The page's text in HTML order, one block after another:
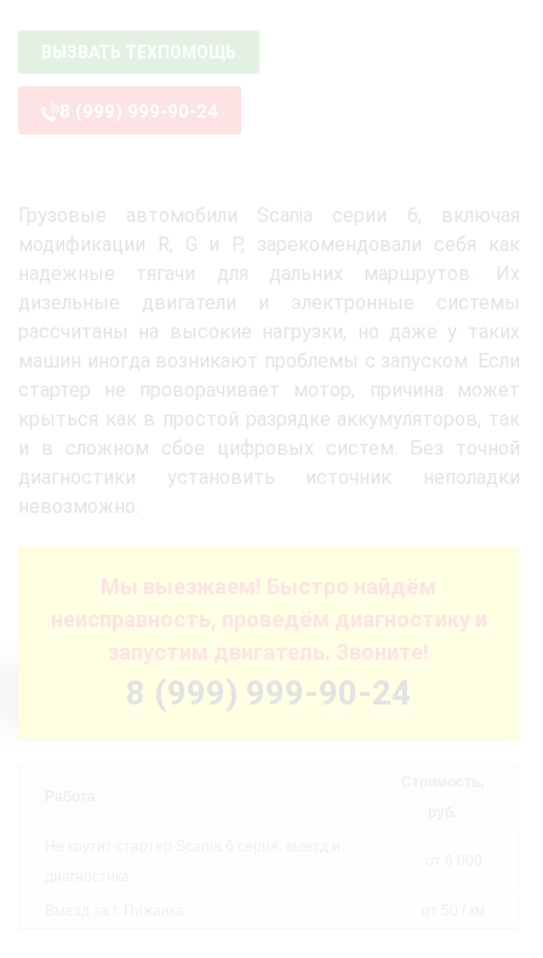
ВЫЗВАТЬ ТЕХПОМОЩЬ
8 (999) 999-90-24
Грузовые автомобили Scania серии 6, включая
модификации R, G и P, зарекомендовали себя как
надёжные тягачи для дальних маршрутов. Их
дизельные двигатели и электронные системы
рассчитаны на высокие нагрузки, но даже у таких
машин иногда возникают проблемы с запуском. Если
стартер не проворачивает мотор, причина может
крыться как в простой разрядке аккумуляторов, так
и в сложном сбое цифровых систем. Без точной
диагностики установить источник неполадки
невозможно.
Мы выезжаем! Быстро найдём
неисправность, проведём диагностику и
запустим двигатель. Звоните!
8 (999) 999-90-24